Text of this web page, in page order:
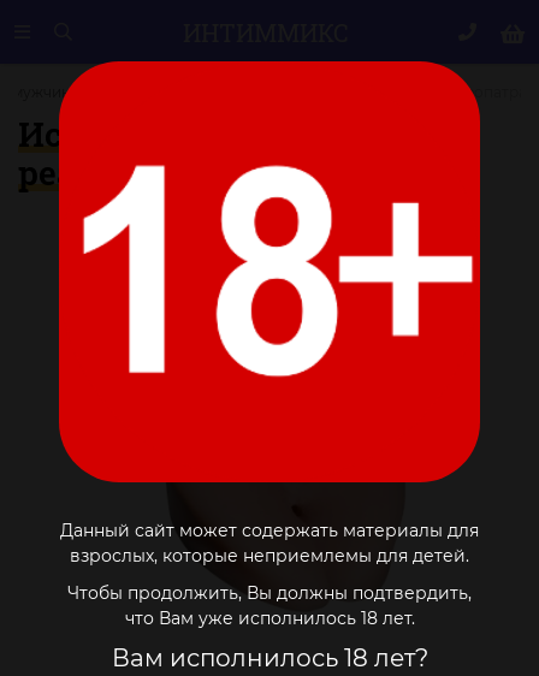
Данный сайт может содержать материалы для
взрослых, которые неприемлемы для детей.
Чтобы продолжить, Вы должны подтвердить,
что Вам уже исполнилось 18 лет.
Вам исполнилось 18 лет?
мужчин Искусственная вагина-реалистик Клеопатра
Искусственная вагина-
реалистик Клеопатра